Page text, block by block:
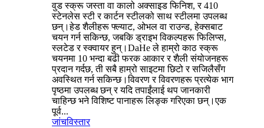
वुड स्क्रू जस्ता वा कालो अक्साइड फिनिश, र 410
स्टेनलेस स्टी र कार्टन स्टीलको साथ स्टीलमा उपलब्ध
छन्।हेड शैलीहरू फ्ल्याट, ओभल वा राउन्ड, हेक्सबाट
चयन गर्न सकिन्छ, जबकि ड्राइभ विकल्पहरू फिलिप्स,
स्लटेड र स्क्वायर हुन्।DaHe ले हाम्रो काठ स्क्रू
चयनमा 10 भन्दा बढी फरक आकार र शैली संयोजनहरू
प्रदान गर्दछ, ती सबै हाम्रो साइटमा छिटो र सजिलैसँग
अवस्थित गर्न सकिन्छ।विवरण र विवरणहरू प्रत्येक भाग
पृष्ठमा उपलब्ध छन् र यदि तपाईंलाई थप जानकारी
चाहिन्छ भने विशिष्ट पानाहरू लिङ्क गरिएका छन्।एक
पूर्व...
जांचविस्तार